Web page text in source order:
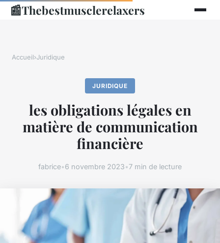
📰Thebestmusclerelaxers
Accueil›Juridique
JURIDIQUE
les obligations légales en
matière de communication
financière
fabrice•6 novembre 2023•7 min de lecture